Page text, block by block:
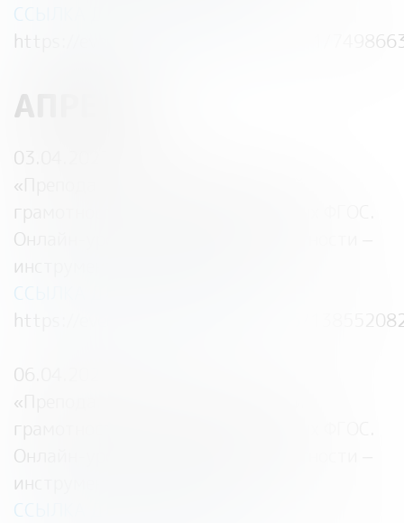
ССЫЛКА ДЛЯ РЕГИСТРАЦИИ:
https://events.webinar.ru/36101641/
АПРЕЛЬ
03.04.2023 — 07:00
«
грамотности с учетом обновлённых ФГОС.
Онлайн-уроки финансовой грамотности –
инструмент для педагога
ССЫЛКА ДЛЯ РЕГИСТРАЦИИ:
https://events.webinar.ru/538825/
06.04.2023 — 14:00
«
грамотности с учетом обновлённых ФГОС.
Онлайн-уроки финансовой грамотности –
инструмент для педагога
ССЫЛКА ДЛЯ РЕГИСТРАЦИИ: